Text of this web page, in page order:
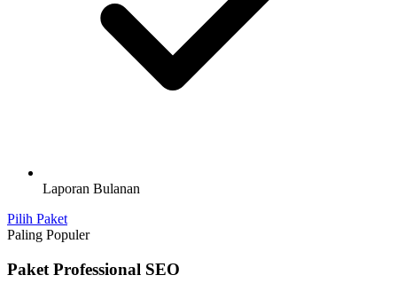
Laporan Bulanan
Pilih Paket
Paling Populer
Paket Professional SEO